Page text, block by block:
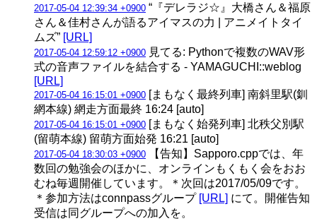
2017-05-04 12:39:34 +0900 “『デレラジ☆』大橋さん＆福原
さん＆佳村さんが語るアイマスの力 | アニメイトタイ
ムズ” [URL]
2017-05-04 12:59:12 +0900 見てる: Pythonで複数のWAV形
式の音声ファイルを結合する - YAMAGUCHI::weblog
[URL]
2017-05-04 16:15:01 +0900 [まもなく最終列車] 南斜里駅(釧
網本線) 網走方面最終 16:24 [auto]
2017-05-04 16:15:01 +0900 [まもなく始発列車] 北秩父別駅
(留萌本線) 留萌方面始発 16:21 [auto]
2017-05-04 18:30:03 +0900 【告知】Sapporo.cppでは、年
数回の勉強会のほかに、オンラインもくもく会をおお
むね毎週開催しています。＊次回は2017/05/09です。
＊参加方法はconnpassグループ [URL] にて。開催告知
受信は同グループへの加入を。